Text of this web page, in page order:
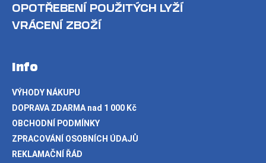
OPOTŘEBENÍ POUŽITÝCH LYŽÍ
VRÁCENÍ ZBOŽÍ
Info
VÝHODY NÁKUPU
DOPRAVA ZDARMA nad 1 000 Kč
OBCHODNÍ PODMÍNKY
ZPRACOVÁNÍ OSOBNÍCH ÚDAJŮ
REKLAMAČNÍ ŘÁD